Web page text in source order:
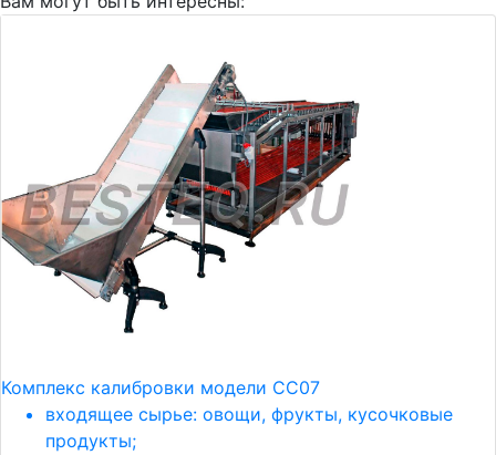
Комплекс калибровки модели СС07
входящее сырье: овощи, фрукты, кусочковые
продукты;